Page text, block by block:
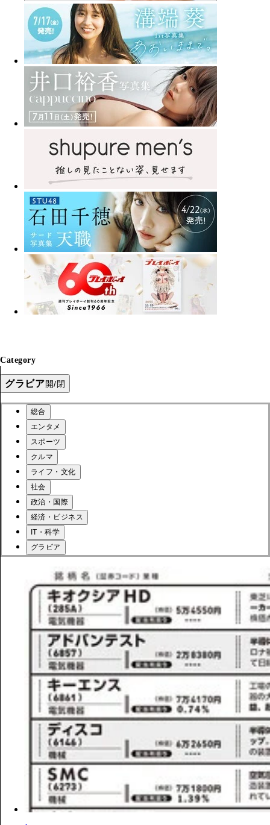
Category
グラビア開/閉
総合
エンタメ
スポーツ
クルマ
ライフ・文化
社会
政治・国際
経済・ビジネス
IT・科学
グラビア